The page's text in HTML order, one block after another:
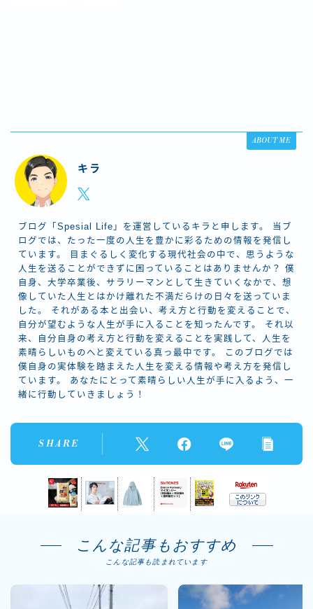
ABOUT ME
キラ
ブログ「Spesial Life」を運営しているキラと申します。 当ブ
ログでは、たった一度の人生を豊かに彩るための情報を発信し
ています。 目まぐるしく変化する現代社会の中で、思うような
人生を送ることができずに困っていることはありませんか？ 僕
自身、大学卒業後、サラリーマンとして生きていくなかで、想
像していた人生とはかけ離れた不満だらけの日々を送っていま
した。 それがある本と出会い、考え方と行動を変えることで、
自分が望むような人生が手に入ることを知ったんです。 それ以
来、自分自身の考え方と行動を変えることを実践して、人生を
素晴らしいものへと変えている真っ最中です。 このブログでは
僕自身の実体験を踏まえた人生を変える情報や考え方を発信し
ています。 あなたにとって素晴らしい人生が手に入るよう、一
緒に行動していきましょう！
SHARE
こんな記事もおすすめ
こんな記事も読まれています